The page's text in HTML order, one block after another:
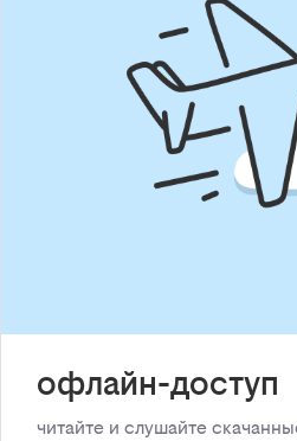
офлайн-доступ
читайте и слушайте